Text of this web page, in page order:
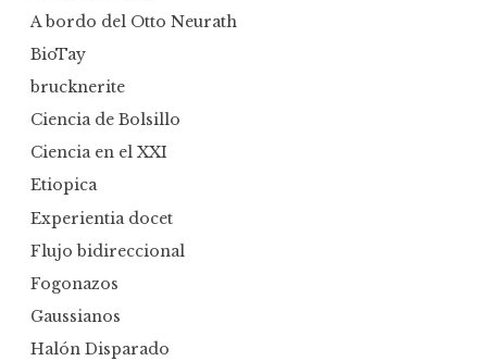
A bordo del Otto Neurath
BioTay
brucknerite
Ciencia de Bolsillo
Ciencia en el XXI
Etiopica
Experientia docet
Flujo bidireccional
Fogonazos
Gaussianos
Halón Disparado